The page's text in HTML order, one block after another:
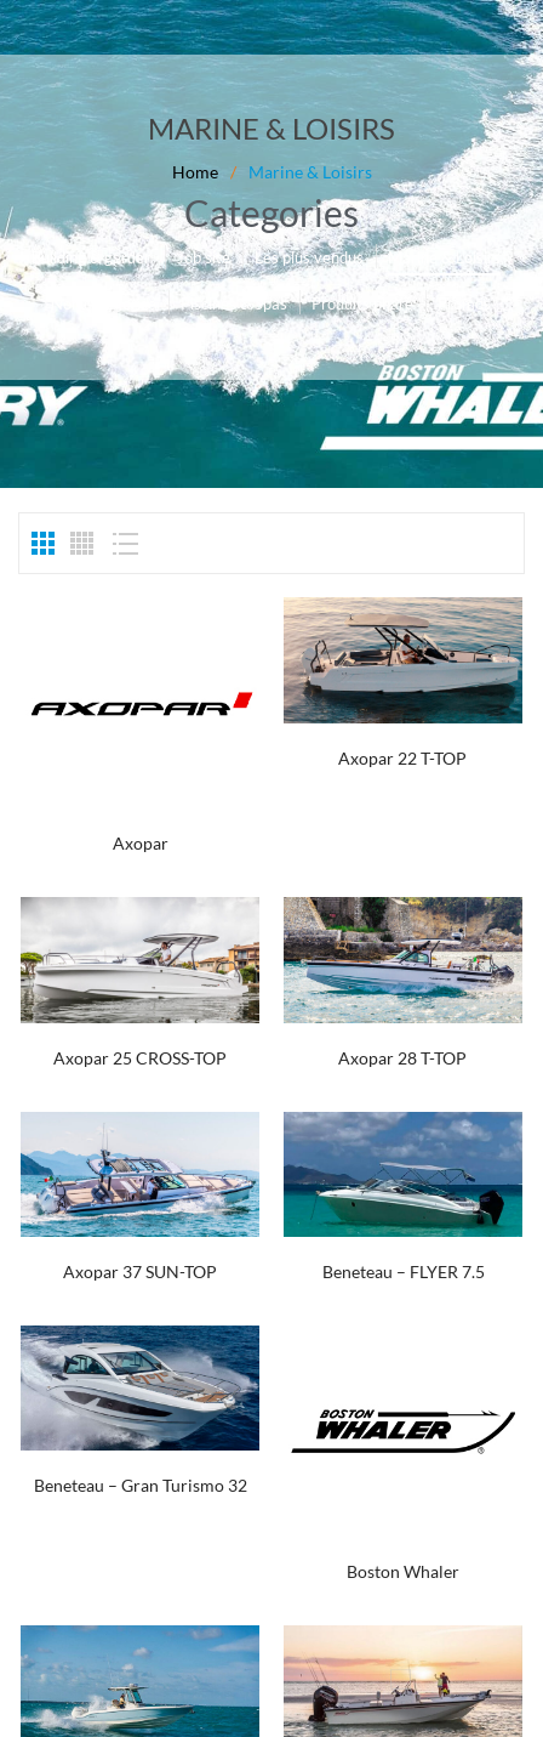
MARINE & LOISIRS
Home / Marine & Loisirs
Categories
Buliding & garden Job site Les plus vendus Marine & Loisirs
Piscines & Spas Produits phare Promos
Axopar
Axopar 22 T-TOP
Axopar 25 CROSS-TOP Axopar 28 T-TOP
Axopar 37 SUN-TOP Beneteau – FLYER 7.5
Beneteau – Gran Turismo 32
Boston Whaler